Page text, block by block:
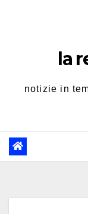
la
notizie in